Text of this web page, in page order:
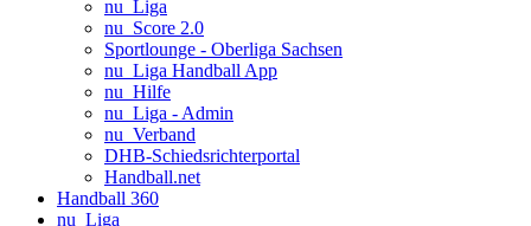
nu_Liga
nu_Score 2.0
Sportlounge - Oberliga Sachsen
nu_Liga Handball App
nu_Hilfe
nu_Liga - Admin
nu_Verband
DHB-Schiedsrichterportal
Handball.net
Handball 360
nu_Liga